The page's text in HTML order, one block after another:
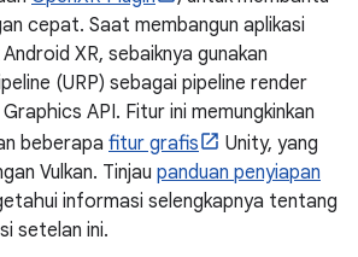
cepat. Saat membangun aplikasi
XR, sebaiknya gunakan
(URP) sebagai pipeline render
API. Fitur ini memungkinkan
beberapa fitur grafis
Unity, yang
Vulkan. Tinjau panduan penyiapan
informasi selengkapnya tentang
setelan ini.